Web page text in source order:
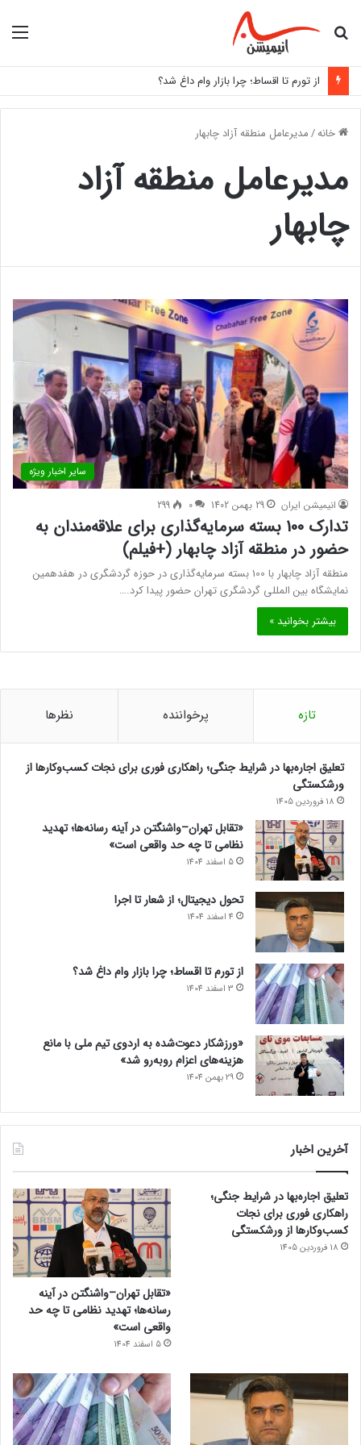
جستجو
از تورم تا اقساط؛ چرا بازار وام داغ شد؟
خانه/مدیرعامل منطقه آزاد چابهار
مدیرعامل منطقه آزاد
چابهار
سایر اخبار ویژه
انیمیشن ایران 29 بهمن 1402 0
299
تدارک 100 بسته سرمایه‌گذاری برای علاقه‌مندان به
حضور در منطقه آزاد چابهار (+فیلم)
منطقه آزاد چابهار با 100 بسته سرمایه‌گذاری در حوزه گردشگری در هفدهمین
نمایشگاه بین المللی گردشگری تهران حضور پیدا کرد.…
بیشتر بخوانید »
تازه پرخواننده نظرها
تعلیق اجاره‌بها در شرایط جنگی؛ راهکاری فوری برای نجات کسب‌وکارها از
ورشکستگی
18 فروردین 1405
«تقابل تهران–واشنگتن در آینه رسانه‌ها؛ تهدید
نظامی تا چه حد واقعی است»
5 اسفند 1404
تحول دیجیتال؛ از شعار تا اجرا
4 اسفند 1404
از تورم تا اقساط؛ چرا بازار وام داغ شد؟
3 اسفند 1404
«ورزشکار دعوت‌شده به اردوی تیم ملی با مانع
هزینه‌های اعزام روبه‌رو شد»
29 بهمن 1404
آخرین اخبار
تعلیق اجاره‌بها در شرایط جنگی؛
راهکاری فوری برای نجات
کسب‌وکارها از ورشکستگی
18 فروردین 1405
«تقابل تهران–واشنگتن در آینه
رسانه‌ها؛ تهدید نظامی تا چه حد
واقعی است»
5 اسفند 1404